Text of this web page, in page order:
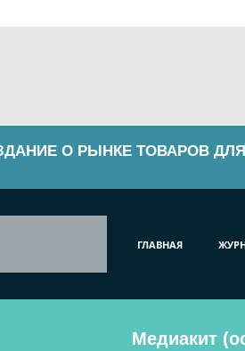
О РЫНКЕ ТОВАРОВ
ГЛАВНАЯ
Медиакит